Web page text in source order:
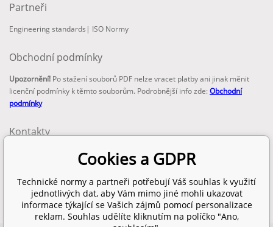
Partneři
Engineering standards | ISO Normy
Obchodní podmínky
Upozornění! Po stažení souborů PDF nelze vracet platby ani jinak měnit
licenční podmínky k těmto souborům. Podrobnější info zde:Obchodní
podmínky
Kontakty
info@technickenormy.cz
obchod@technickenormy.cz
Telefon:
+420 377 387 684
Cookies a GDPR
Technické normy a partneři potřebují Váš souhlas k využití
jednotlivých dat, aby Vám mimo jiné mohli ukazovat
informace týkající se Vašich zájmů pomocí personalizace
reklam. Souhlas udělíte kliknutím na políčko "Ano,